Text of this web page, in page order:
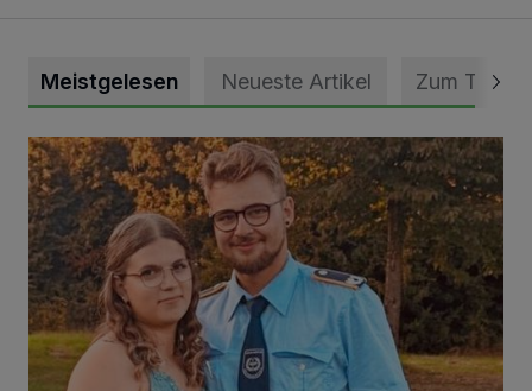
Meistgelesen Neueste Artikel Zum Thema
Mit Herzblut die Gemeinschaft leben